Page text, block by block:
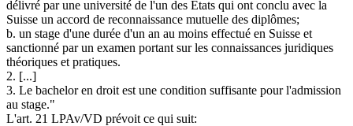
délivré par une université de l'un des Etats qui ont conclu avec la
Suisse un accord de reconnaissance mutuelle des diplômes;
b. un stage d'une durée d'un an au moins effectué en Suisse et
sanctionné par un examen portant sur les connaissances juridiques
théoriques et pratiques.
2. [...]
3. Le bachelor en droit est une condition suffisante pour l'admission
au stage."
L'art. 21 LPAv/VD prévoit ce qui suit: